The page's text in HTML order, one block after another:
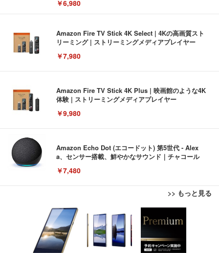
￥6,980
Amazon Fire TV Stick 4K Select | 4Kの高画質スト
リーミング | ストリーミングメディアプレイヤー
￥7,980
Amazon Fire TV Stick 4K Plus | 映画館のような4K
体験 | ストリーミングメディアプレイヤー
￥9,980
Amazon Echo Dot (エコードット) 第5世代 - Alex
a、センサー搭載、鮮やかなサウンド｜チャコール
￥7,480
>> もっと見る
[EdoErgo] オフィスチェア 椅子 テレワーク 疲れな
い 跳ね上げ式アームレスト コンパクト 約105度ロッ
キング pc 事務椅子 360度回転 座面昇降 強化ナイロ
ン樹脂ベース 通気性メッシュ 在宅ワーク H-WY01
(黒網+黒枠+黒足)
￥5,699
EIZO ビジネス向けプレミアムモニター | FlexScan
EV3240X-WT | 31.5型4K UHD・USB Type-C・ホワ
イト
￥105,595
Amazonベーシック ペットシーツ 薄型 レギュラー 1
回使い捨て 無香料 ホワイト 300枚
￥3,373